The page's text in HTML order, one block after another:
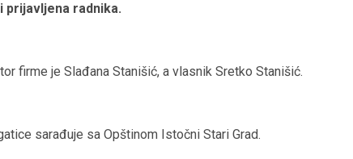
prijavljena radnika.
firme je Slađana Stanišić, a vlasnik Sretko Stanišić.
sarađuje sa Opštinom Istočni Stari Grad.